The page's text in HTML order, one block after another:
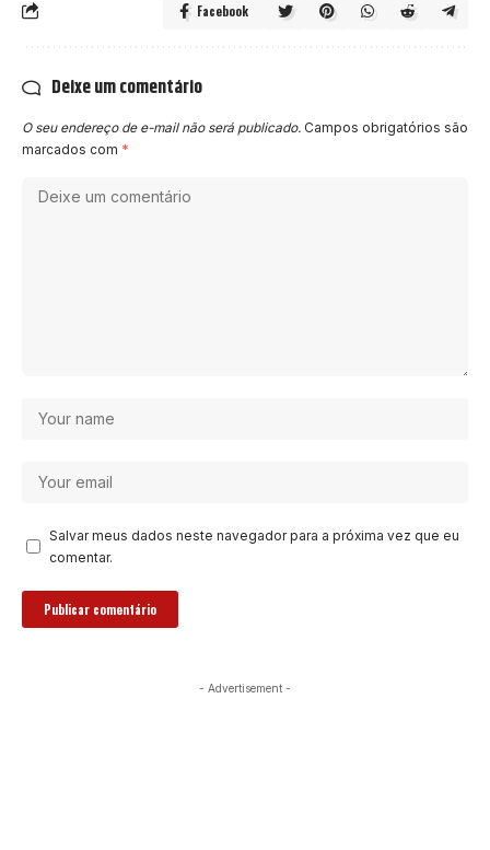
Facebook
Deixe um comentário
O seu endereço de e-mail não será publicado. Campos obrigatórios são
marcados com *
Salvar meus dados neste navegador para a próxima vez que eu
comentar.
- Advertisement -